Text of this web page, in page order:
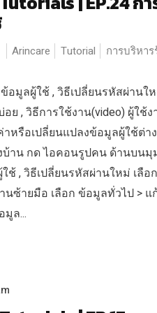
Arincare Tutorial
การบริหา
ข้อมูลผู้ใช้ , วิธีเปลี่ยนรหัสผ่านใ
ย , วิธีการใช้งาน(video) ผู้ใช้ง
หรือเปลี่ยนแปลงข้อมูลผู้ใช้ต่า
บ้าน กด ไอคอนรูปคน ด้านบนมุ
ช้ , วิธีเปลี่ยนรหัสผ่านใหม่ เลือก
นซ้ายมือ เลือก ข้อมูลทั่วไป > แ
ล...